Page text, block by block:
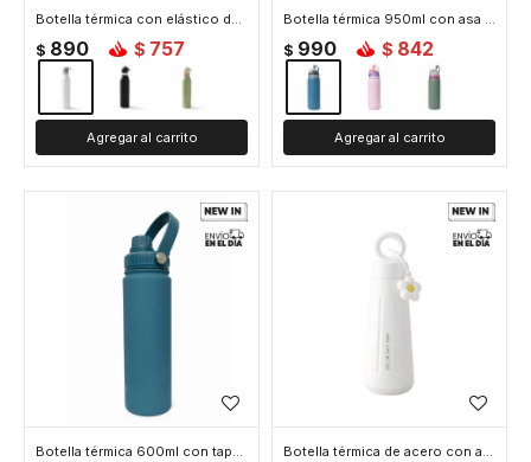
Botella térmica con elástico de agarre 700ml - Beige
$ 890 $ 757
Botella térmica 950ml con asa - Azul
$ 990 $ 842
Botella térmica 600ml con tapa rosca y asa - Azul Botella térmica de acero con asa y colgante de flor 450ml - Blanco